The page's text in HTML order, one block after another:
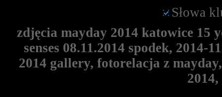
Słowa
zdjęcia mayday 2014 katowice 15
senses 08.11.2014 spodek, 2014-
2014 gallery, fotorelacja z